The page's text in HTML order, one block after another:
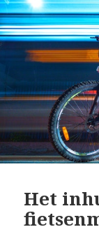
Het